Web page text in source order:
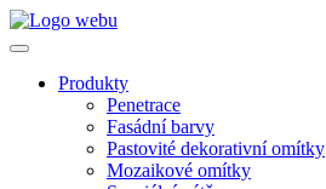
Produkty
Penetrace
Fasádní barvy
Pastovité dekorativní omítky
Mozaikové omítky